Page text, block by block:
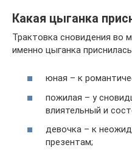
Какая цыганка
Трактовка сновидения во
именно цыганка
юная – к
пожилая – у
влиятельный и
девочка – к
презентам;